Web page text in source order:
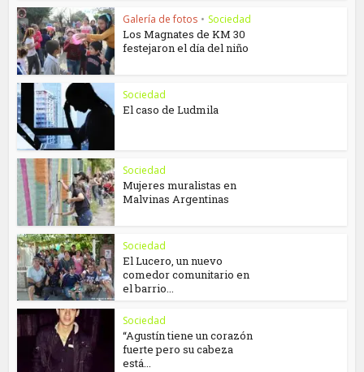
Galería de fotos • Sociedad
Los Magnates de KM 30
festejaron el día del niño
Sociedad
El caso de Ludmila
Sociedad
Mujeres muralistas en
Malvinas Argentinas
Sociedad
El Lucero, un nuevo
comedor comunitario en
el barrio...
Sociedad
“Agustín tiene un corazón
fuerte pero su cabeza
está...